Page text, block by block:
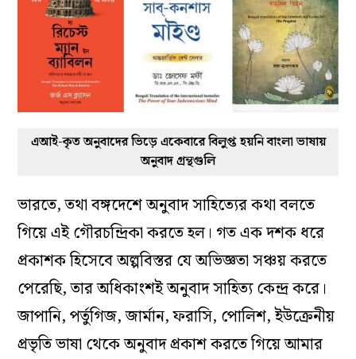
এআই-কৃত অনুবাদের ভিড়ে একেবারে বিলুপ্ত হয়নি বাংলা ভাষায়
অনুবাদ গ্রন্থগুলি
ভারতে, তথা বঙ্গদেশে অনুবাদ সাহিত্যের কথা বলতে
গিয়ে এই গৌরচন্দ্রিকা করতে হল। গত এক দশক ধরে
প্রকাশক হিসেবে অল্পবিস্তর যে অভিজ্ঞতা সঞ্চয় করতে
পেরেছি, তার অধিকাংশই অনুবাদ সাহিত্য কেন্দ্র করে।
জাপানি, পর্তুগিজ, জার্মান, ফরাসি, পোলিশ, ইউক্রেনীয়
প্রভৃতি ভাষা থেকে অনুবাদ প্রকাশ করতে গিয়ে আমার